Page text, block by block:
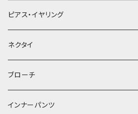
ヘアクリップ
ヘッドドレス・カチューシャ
ヘアゴム
簪
ピアス・イヤリング
ネクタイ
ブローチ
インナーパンツ